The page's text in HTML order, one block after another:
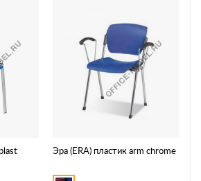
Эра (ERA) пластик arm chrome